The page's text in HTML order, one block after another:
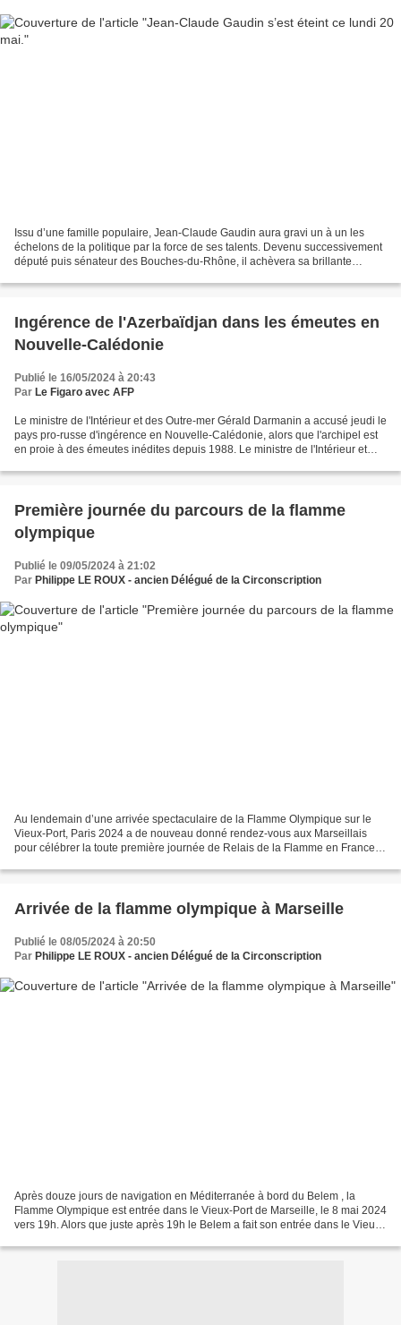
Issu d’une famille populaire, Jean-Claude Gaudin aura gravi un à un les
échelons de la politique par la force de ses talents. Devenu successivement
député puis sénateur des Bouches-du-Rhône, il achèvera sa brillante
Ingérence de l'Azerbaïdjan dans les émeutes en
Nouvelle-Calédonie
Publié le 16/05/2024 à 20:43
Par Le Figaro avec AFP
Le ministre de l'Intérieur et des Outre-mer Gérald Darmanin a accusé jeudi le
pays pro-russe d'ingérence en Nouvelle-Calédonie, alors que l'archipel est
en proie à des émeutes inédites depuis 1988. Le ministre de l'Intérieur et
Première journée du parcours de la flamme
olympique
Publié le 09/05/2024 à 21:02
Par Philippe LE ROUX - ancien Délégué de la Circonscription
Au lendemain d’une arrivée spectaculaire de la Flamme Olympique sur le
Vieux-Port, Paris 2024 a de nouveau donné rendez-vous aux Marseillais
pour célébrer la toute première journée de Relais de la Flamme en France,
Arrivée de la flamme olympique à Marseille
Publié le 08/05/2024 à 20:50
Par Philippe LE ROUX - ancien Délégué de la Circonscription
Après douze jours de navigation en Méditerranée à bord du Belem , la
Flamme Olympique est entrée dans le Vieux-Port de Marseille, le 8 mai 2024
vers 19h. Alors que juste après 19h le Belem a fait son entrée dans le Vieux-